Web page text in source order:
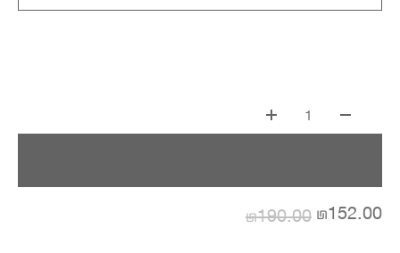
1
₪190.00 ₪152.00